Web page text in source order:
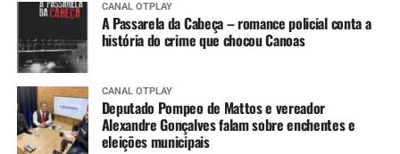
CANAL OTPLAY
A Passarela da Cabeça – romance policial conta a
história do crime que chocou Canoas
CANAL OTPLAY
Deputado Pompeo de Mattos e vereador
Alexandre Gonçalves falam sobre enchentes e
eleições municipais